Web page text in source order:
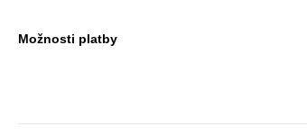
Možnosti platby